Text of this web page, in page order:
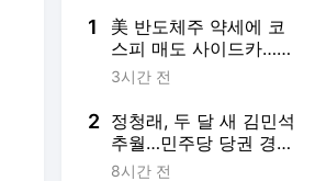
1
美 반도체주 약세에 코
스피 매도 사이드카…삼
전·닉스도 급락
3시간 전
2 정청래, 두 달 새 김민석
추월…민주당 당권 경쟁
‘초박빙’
8시간 전